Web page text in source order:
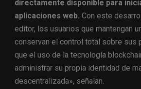
directamente disponible para
aplicaciones web. Con este
editor, los usuarios que mantengan
conservan el control total sobre sus
que el uso de la tecnología
administrar su propia identidad de
descentralizada», señalan.